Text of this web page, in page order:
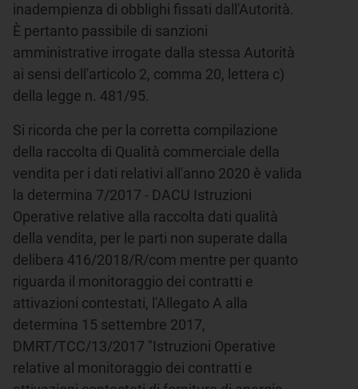
inadempienza di obblighi fissati dall'Autorità.
È pertanto passibile di sanzioni
amministrative irrogate dalla stessa Autorità
ai sensi dell'articolo 2, comma 20, lettera c)
della legge n. 481/95.
Si ricorda che per la corretta compilazione
della raccolta di Qualità commerciale della
vendita per i dati relativi all'anno 2020 è valida
la determina 7/2017 - DACU Istruzioni
Operative relative alla raccolta dati qualità
della vendita, per le parti non superate dalla
delibera 416/2018/R/com mentre per quanto
riguarda il monitoraggio dei contratti e
attivazioni contestati, l'Allegato A alla
determina 15 settembre 2017,
DMRT/TCC/13/2017 "Istruzioni Operative
relative al monitoraggio dei contratti e